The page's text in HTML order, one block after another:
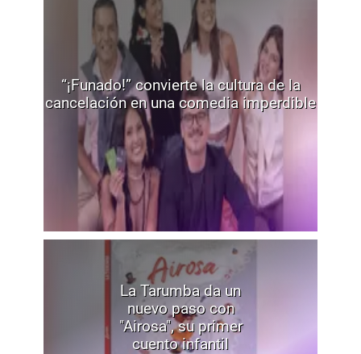
“¡Funado!” convierte la cultura de la
cancelación en una comedia imperdible
La Tarumba da un
nuevo paso con
"Airosa", su primer
cuento infantil